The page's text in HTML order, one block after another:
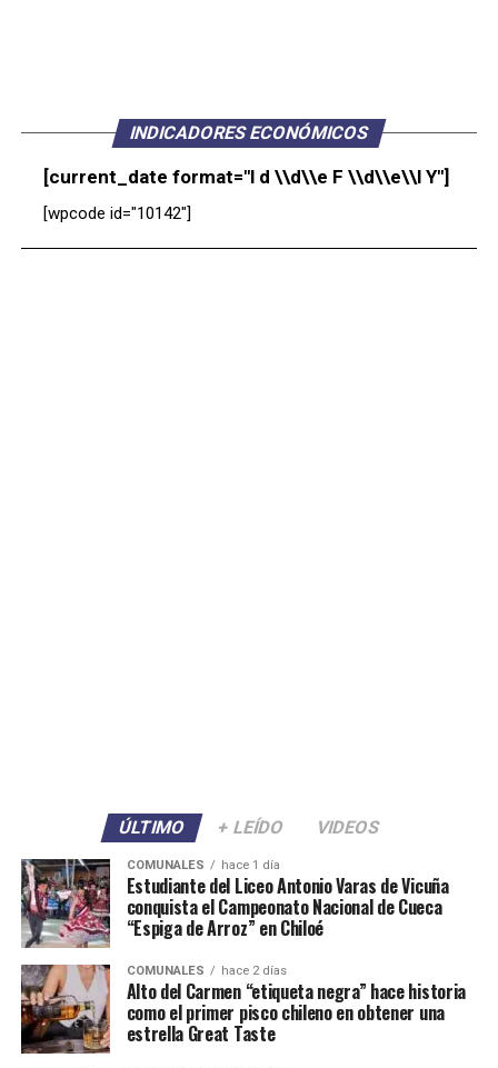
INDICADORES ECONÓMICOS
[current_date format="l d \\d\\e F \\d\\e\\l Y"]
[wpcode id="10142"]
ÚLTIMO + LEÍDO VIDEOS
COMUNALES hace 1 día
Estudiante del Liceo Antonio Varas de Vicuña
conquista el Campeonato Nacional de Cueca
“Espiga de Arroz” en Chiloé
COMUNALES hace 2 días
Alto del Carmen “etiqueta negra” hace historia
como el primer pisco chileno en obtener una
estrella Great Taste